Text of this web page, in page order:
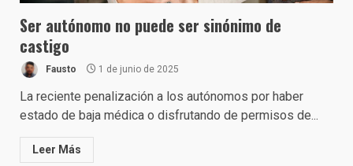
Ser autónomo no puede ser sinónimo de
castigo
Fausto 1 de junio de 2025
La reciente penalización a los autónomos por haber
estado de baja médica o disfrutando de permisos de...
Leer Más